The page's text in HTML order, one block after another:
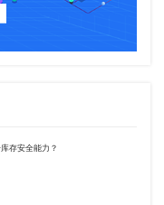
存安全能力？